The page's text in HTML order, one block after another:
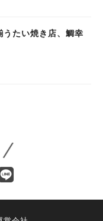
うたい焼き店、鯛幸